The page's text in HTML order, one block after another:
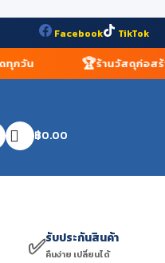
Facebook TikTok
วัน ร้านวัสดุก่อสร้าง
฿0.00
✅รับประกันสินค้า
คืนง่าย เปลี่ยนได้